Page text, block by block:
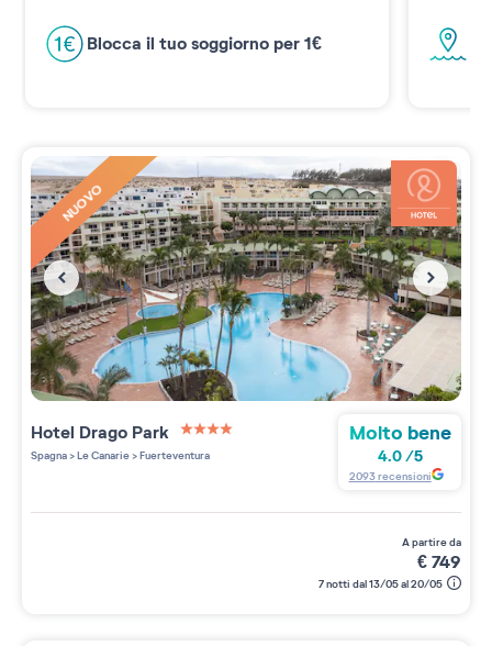
Blocca il tuo soggiorno per 1€
NUOVO
Hotel Drago Park
4 étoiles sur 5
Spagna>Le Canarie>Fuerteventura
Molto bene
4.0 /5
2093recensioni
a partire da
€749
7 notti dal 13/05 al 20/05